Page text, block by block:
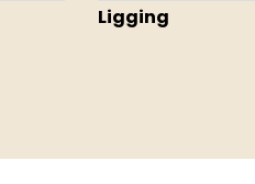
Ligging